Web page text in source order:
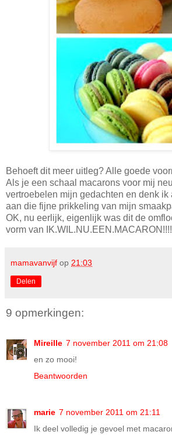
Behoeft dit meer uitleg? Alle goede
Als je een schaal macarons voor mij
vertroebelen mijn gedachten en denk ik
aan die fijne prikkeling van mijn
OK, nu eerlijk, eigenlijk was dit de
vorm van IK.WIL.NU.EEN.MACARON!!!!
mamavanvijf op 21:03
Delen
9 opmerkingen:
Mireille 7 november 2011 om 21:08
en zo mooi!
Beantwoorden
marie 7 november 2011 om 21:11
Ik deel volledig je gevoel met